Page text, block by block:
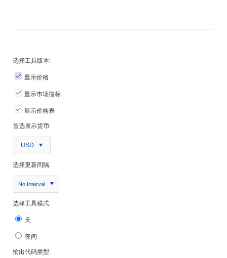
选择工具版本:
显示价格
显示市场指标
显示价格表
首选展示货币:
USD
选择更新间隔:
No Interval
选择工具模式:
天
夜间
输出代码类型: